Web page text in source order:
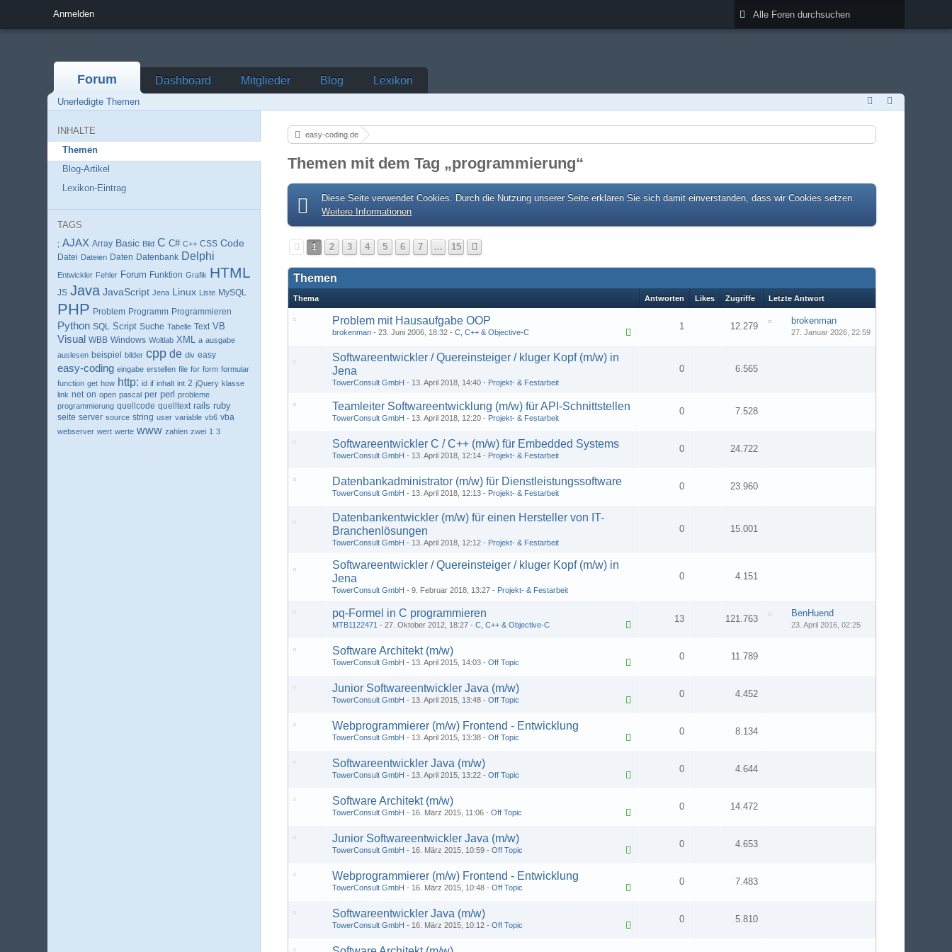
Anmelden
Forum Dashboard Mitglieder Blog Lexikon
Unerledigte Themen
INHALTE
Themen
Blog-Artikel
Lexikon-Eintrag
TAGS
; AJAX Array Basic Bild C C# C++ CSS Code
Datei Dateien Daten Datenbank Delphi
Entwickler Fehler Forum Funktion Grafik HTML
JS Java JavaScript Jena Linux Liste MySQL
PHP Problem Programm Programmieren
Python SQL Script Suche Tabelle Text VB
Visual WBB Windows Woltlab XML a ausgabe
auslesen beispiel bilder cpp de div easy
easy-coding eingabe erstellen file for form formular
function get how http: id if inhalt int 2 jQuery klasse
link net on open pascal per perl
probleme
programmierung quellcode quelltext rails ruby
seite server source string user variable vb6 vba
webserver wert werte www zahlen zwei 1 3
easy-coding.de
Themen mit dem Tag „programmierung“
Diese Seite verwendet Cookies. Durch die Nutzung unserer Seite erklären Sie sich damit einverstanden, dass wir Cookies setzen.
Weitere Informationen
1 2 3 4 5 6 7 … 15
Themen
Thema Antworten Likes Zugriffe Letzte Antwort
Problem mit Hausaufgabe OOP
brokenman 23. Juni 2006, 18:32 C, C++ & Objective-C
1 12.279
brokenman
27. Januar 2026, 22:59
Softwareentwickler / Quereinsteiger / kluger Kopf (m/w) in
Jena
TowerConsult GmbH 13. April 2018, 14:40 Projekt- & Festarbeit
0 6.565
Teamleiter Softwareentwicklung (m/w) für API-Schnittstellen
TowerConsult GmbH 13. April 2018, 12:20 Projekt- & Festarbeit
0 7.528
Softwareentwickler C / C++ (m/w) für Embedded Systems
TowerConsult GmbH 13. April 2018, 12:14 Projekt- & Festarbeit
0 24.722
Datenbankadministrator (m/w) für Dienstleistungssoftware
TowerConsult GmbH 13. April 2018, 12:13 Projekt- & Festarbeit
0 23.960
Datenbankentwickler (m/w) für einen Hersteller von IT-
Branchenlösungen
TowerConsult GmbH 13. April 2018, 12:12 Projekt- & Festarbeit
0 15.001
Softwareentwickler / Quereinsteiger / kluger Kopf (m/w) in
Jena
TowerConsult GmbH 9. Februar 2018, 13:27 Projekt- & Festarbeit
0 4.151
pq-Formel in C programmieren
MTB1122471 27. Oktober 2012, 18:27 C, C++ & Objective-C
13 121.763
BenHuend
23. April 2016, 02:25
Software Architekt (m/w)
TowerConsult GmbH 13. April 2015, 14:03 Off Topic
0 11.789
Junior Softwareentwickler Java (m/w)
TowerConsult GmbH 13. April 2015, 13:48 Off Topic
0 4.452
Webprogrammierer (m/w) Frontend - Entwicklung
TowerConsult GmbH 13. April 2015, 13:38 Off Topic
0 8.134
Softwareentwickler Java (m/w)
TowerConsult GmbH 13. April 2015, 13:22 Off Topic
0 4.644
Software Architekt (m/w)
TowerConsult GmbH 16. März 2015, 11:06 Off Topic
0 14.472
Junior Softwareentwickler Java (m/w)
TowerConsult GmbH 16. März 2015, 10:59 Off Topic
0 4.653
Webprogrammierer (m/w) Frontend - Entwicklung
TowerConsult GmbH 16. März 2015, 10:48 Off Topic
0 7.483
Softwareentwickler Java (m/w)
TowerConsult GmbH 16. März 2015, 10:12 Off Topic
0 5.810